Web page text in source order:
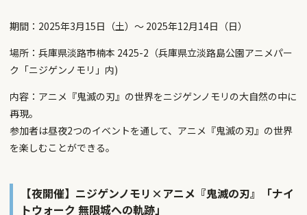
期間：2025年3月15日（土）～ 2025年12月14日（日）
場所：兵庫県淡路市楠本 2425-2（兵庫県立淡路島公園アニメパー
ク「ニジゲンノモリ」内)
内容：アニメ『鬼滅の刃』の世界をニジゲンノモリの大自然の中に
再現。
参加者は昼夜2つのイベントを通して、アニメ『鬼滅の刃』の世界
を楽しむことができる。
【夜開催】ニジゲンノモリ×アニメ『鬼滅の刃』「ナイ
トウォーク 無限城への軌跡」